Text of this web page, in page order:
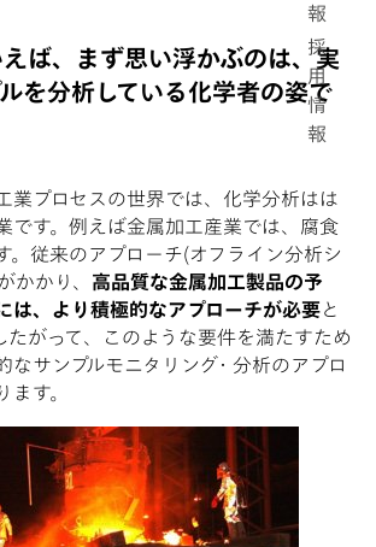
報
採
用
情
報
ば、まず思い浮かぶのは、実
を分析している化学者の姿で
業プロセスの世界では、化学分析はは
です。例えば金属加工産業では、腐食
。従来のアプローチ(オフライン分析シ
かかり、 高品質な金属加工製品の予
は、より積極的なアプローチが必要と
たがって、このような要件を満たすため
なサンプルモニタリング・分析のアプロ
ます。